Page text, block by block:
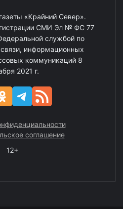
«Крайний Север».
СМИ Эл № ФС 77
службой по
информационных
коммуникаций 8
2021 г.
соглашение
12+